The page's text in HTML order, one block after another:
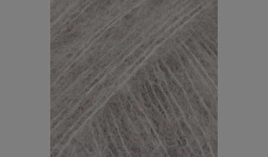
powiadom o dostępności